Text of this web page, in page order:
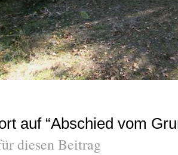
auf “Abschied vom
diesen Beitrag